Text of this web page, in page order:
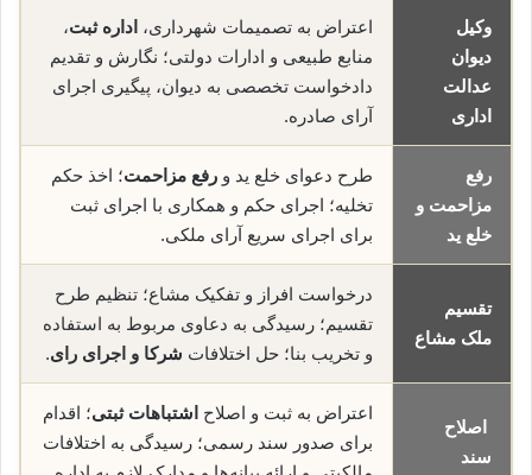
وکیل
دیوان
عدالت
اداری
اعتراض به تصمیمات شهرداری، اداره ثبت،
منابع طبیعی و ادارات دولتی؛ نگارش و تقدیم
دادخواست تخصصی به دیوان، پیگیری اجرای
آرای صادره.
رفع
مزاحمت و
خلع ید
طرح دعوای خلع ید و رفع مزاحمت؛ اخذ حکم
تخلیه؛ اجرای حکم و همکاری با اجرای ثبت
برای اجرای سریع آرای ملکی.
تقسیم
ملک مشاع
درخواست افراز و تفکیک مشاع؛ تنظیم طرح
تقسیم؛ رسیدگی به دعاوی مربوط به استفاده
و تخریب بنا؛ حل اختلافات شرکا و اجرای رای.
اصلاح
سند
اعتراض به ثبت و اصلاح اشتباهات ثبتی؛ اقدام
برای صدور سند رسمی؛ رسیدگی به اختلافات